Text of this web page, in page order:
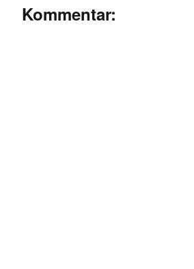
Kommentar: